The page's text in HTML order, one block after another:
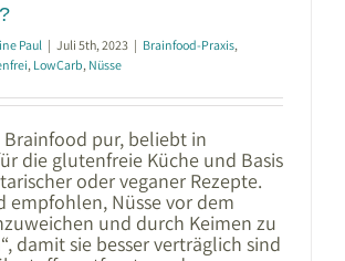
Paul | Juli 5th, 2023 | Brainfood-Praxis,
, LowCarb, Nüsse
Brainfood pur, beliebt in
die glutenfreie Küche und Basis
oder veganer Rezepte.
empfohlen, Nüsse vor dem
und durch Keimen zu
damit sie besser verträglich sind